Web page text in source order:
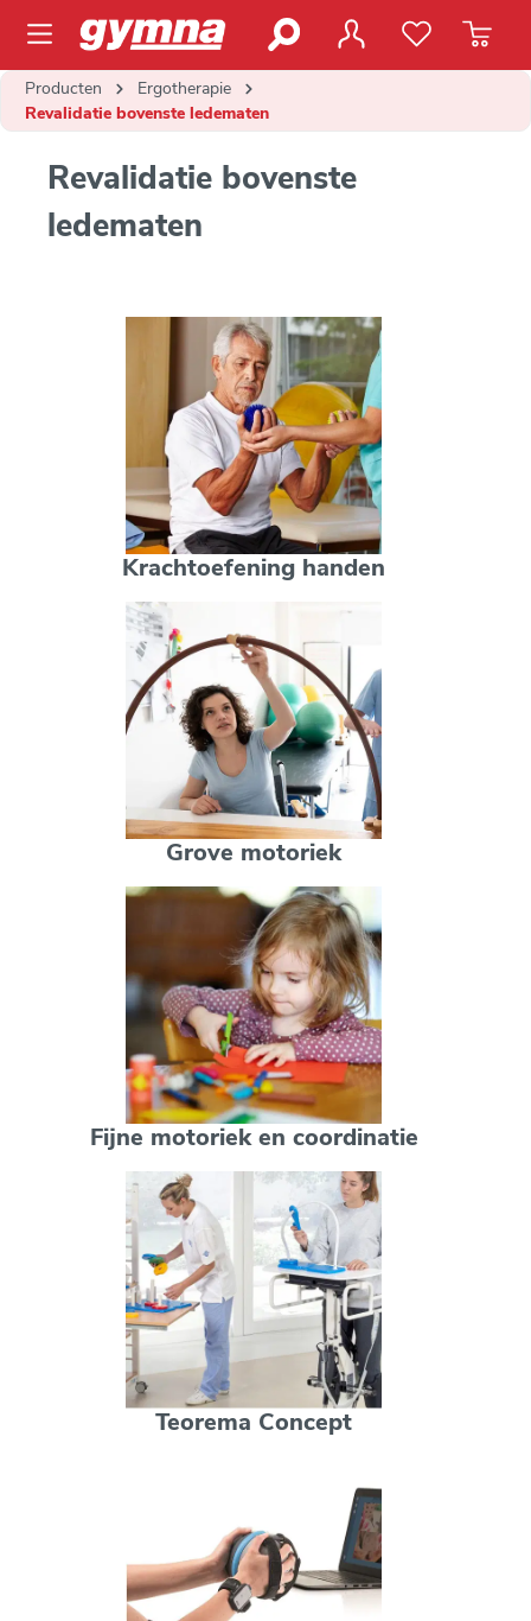
hoofdinhoud
Producten
Ergotherapie
Revalidatie bovenste ledematen
Revalidatie bovenste
ledematen
Krachtoefening handen
Grove motoriek
Fijne motoriek en coordinatie
Teorema Concept